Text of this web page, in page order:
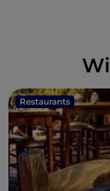
Restaurants